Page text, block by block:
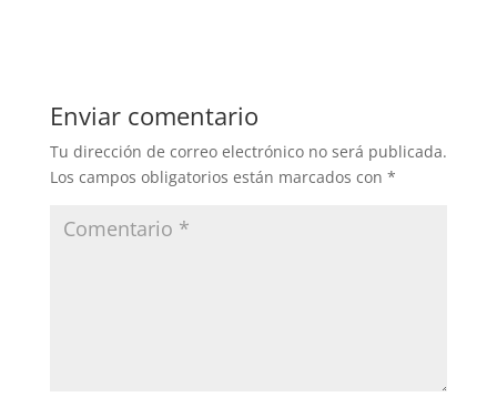
Enviar comentario
Tu dirección de correo electrónico no será publicada.
Los campos obligatorios están marcados con *